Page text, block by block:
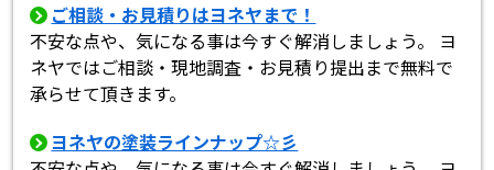
ご相談・お見積りはヨネヤまで！
不安な点や、気になる事は今すぐ解消しましょう。 ヨ
ネヤではご相談・現地調査・お見積り提出まで無料で
承らせて頂きます。
ヨネヤの塗装ラインナップ☆彡